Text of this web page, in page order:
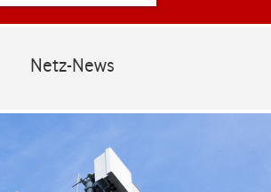
Netz-News